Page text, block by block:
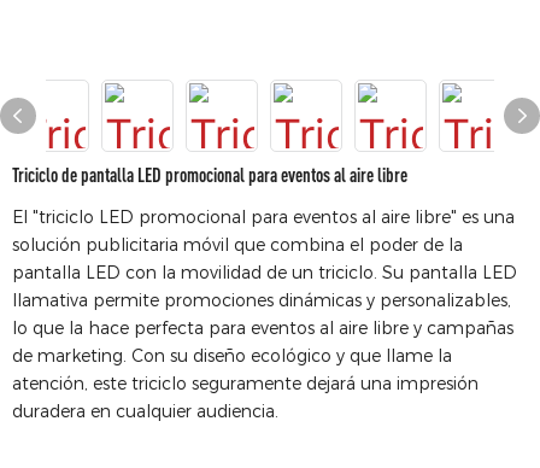
Triciclo de pantalla LED promocional para eventos al aire libre
El "triciclo LED promocional para eventos al aire libre" es una
solución publicitaria móvil que combina el poder de la
pantalla LED con la movilidad de un triciclo. Su pantalla LED
llamativa permite promociones dinámicas y personalizables,
lo que la hace perfecta para eventos al aire libre y campañas
de marketing. Con su diseño ecológico y que llame la
atención, este triciclo seguramente dejará una impresión
duradera en cualquier audiencia.